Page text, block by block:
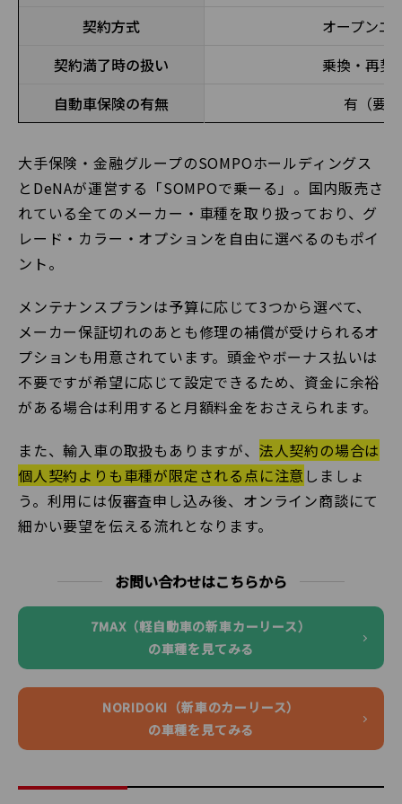
契約方式
オープンエ
契約満了時の扱い
乗換・再契
自動車保険の有無
有（要
大手保険・金融グループのSOMPOホールディングス
とDeNAが運営する「SOMPOで乗ーる」。国内販売さ
れている全てのメーカー・車種を取り扱っており、グ
レード・カラー・オプションを自由に選べるのもポイ
ント。
メンテナンスプランは予算に応じて3つから選べて、
メーカー保証切れのあとも修理の補償が受けられるオ
プションも用意されています。頭金やボーナス払いは
不要ですが希望に応じて設定できるため、資金に余裕
がある場合は利用すると月額料金をおさえられます。
また、輸入車の取扱もありますが、 法人契約の場合は
個人契約よりも車種が限定される点に注意 しましょ
う。利用には仮審査申し込み後、オンライン商談にて
細かい要望を伝える流れとなります。
お問い合わせはこちらから
7MAX（軽自動車の新車カーリース）
の車種を見てみる
NORIDOKI（新車のカーリース）
の車種を見てみる